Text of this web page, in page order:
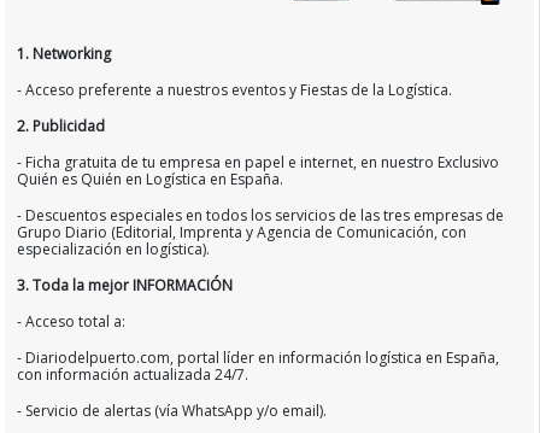
1. Networking
- Acceso preferente a nuestros eventos y Fiestas de la Logística.
2. Publicidad
- Ficha gratuita de tu empresa en papel e internet, en nuestro Exclusivo
Quién es Quién en Logística en España.
- Descuentos especiales en todos los servicios de las tres empresas de
Grupo Diario (Editorial, Imprenta y Agencia de Comunicación, con
especialización en logística).
3. Toda la mejor INFORMACIÓN
- Acceso total a:
- Diariodelpuerto.com, portal líder en información logística en España,
con información actualizada 24/7.
- Servicio de alertas (vía WhatsApp y/o email).